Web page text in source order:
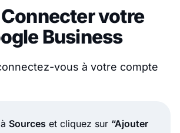
Connecter votre
Business
vous à votre compte
Sources et cliquez sur “Ajouter